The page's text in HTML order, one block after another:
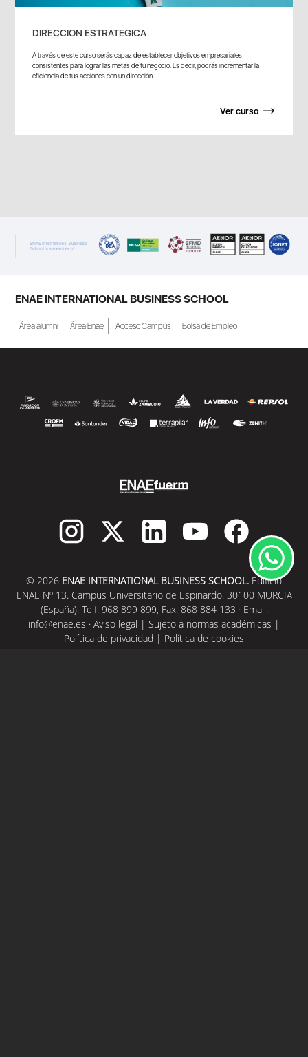
DIRECCION ESTRATEGICA
A través de este curso serás capaz de establecer objetivos empresariales
consistentes para lograr las metas de tu negocio. Es decir, podrás incrementar la
eficiencia de tus acciones con un dirección...
Ver curso
ENAE INTERNATIONAL BUSINESS SCHOOL
Área alumni Área Enae Acceso Campus Bolsa de Empleo
© 2026 ENAE INTERNATIONAL BUSINESS SCHOOL. Edificio
ENAE Nº 13. Campus Universitario de Espinardo. 30100 MURCIA
(España). Telf. 968 899 899, Fax: 868 884 133 · Email:
info@enae.es · Aviso legal | Sujeto a normas académicas |
Política de privacidad | Política de cookies